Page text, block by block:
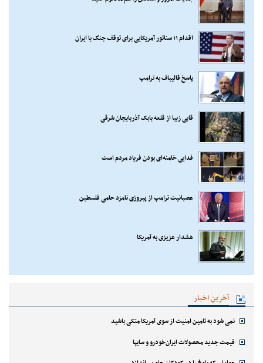
اقدام ۱۱ سناتور آمریکایی برای توقف جنگ با ایران
پاسخ قالیباف به ترامپ
قابی زیبا از قلعه بابک آذربایجان شرقی
فدایی خامنه‌ای بودن فریاد مردم است
عصبانیت ترامپ از پیروزی نامزد حامی فلسطین
هشدار عزیزی به آمریکا
آخرین اخبار
نمی شود به تامین امنیت از سوی آمریکا متکی باشید
قیمت جدید محصولات ایران‌خودرو و سایپا